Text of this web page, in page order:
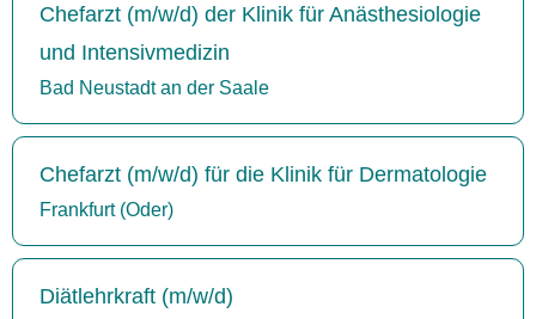
Chefarzt (m/w/d) der Klinik für Anästhesiologie
und Intensivmedizin
Bad Neustadt an der Saale
Chefarzt (m/w/d) für die Klinik für Dermatologie
Frankfurt (Oder)
Diätlehrkraft (m/w/d)